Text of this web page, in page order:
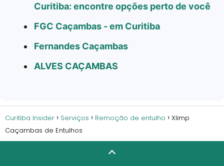
Curitiba: encontre opções perto de você
FGC Caçambas - em Curitiba
Fernandes Caçambas
ALVES CAÇAMBAS
Curitiba Insider Serviços Remoção de entulho
Xlimp
Caçambas de Entulhos